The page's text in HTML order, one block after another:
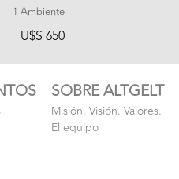
1 Ambiente
U$S 650
SOBRE ALTGELT
Misión. Visión. Valores.
El equipo